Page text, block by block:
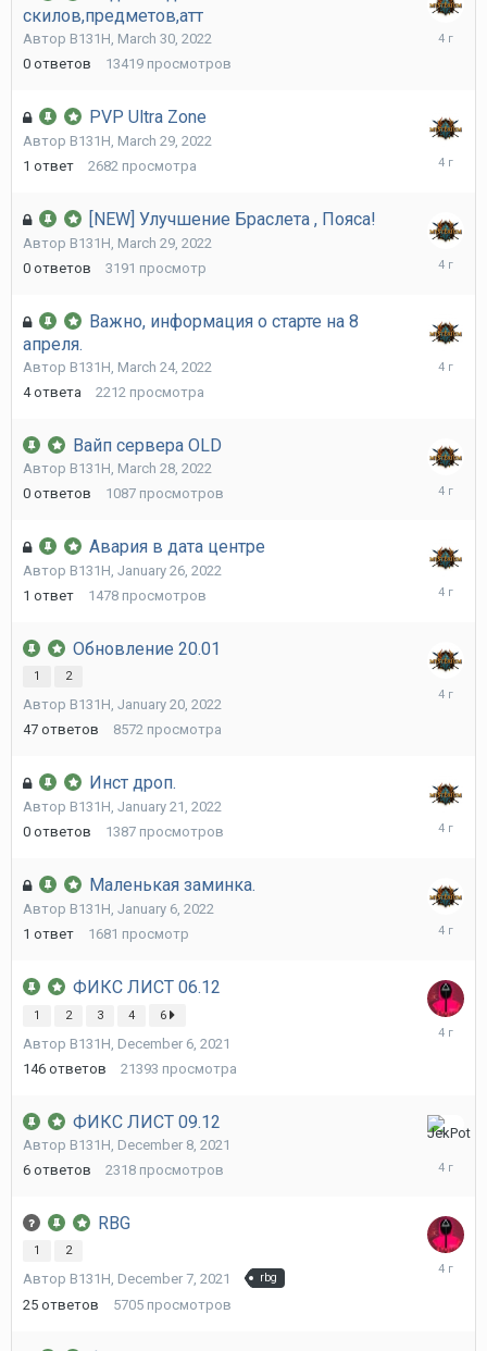
скилов,предметов,атт
Автор B131H, March 30, 2022
0 ответов 13419 просмотров
March
PVP Ultra Zone
Автор B131H, March 29, 2022
1 ответ 2682 просмотра
March
[NEW] Улучшение Браслета , Пояса!
Автор B131H, March 29, 2022
0 ответов 3191 просмотр
March
Важно, информация о старте на 8
апреля.
Автор B131H, March 24, 2022
4 ответа 2212 просмотра
March
Вайп сервера OLD
Автор B131H, March 28, 2022
0 ответов 1087 просмотров
March
Авария в дата центре
Автор B131H, January 26, 2022
1 ответ 1478 просмотров
January
Обновление 20.01
1 2
Автор B131H, January 20, 2022
47 ответов 8572 просмотра
January
Инст дроп.
Автор B131H, January 21, 2022
0 ответов 1387 просмотров
January
Маленькая заминка.
Автор B131H, January 6, 2022
1 ответ 1681 просмотр
January
ФИКС ЛИСТ 06.12
1 2 3 4 6
Автор B131H, December 6, 2021
146 ответов 21393 просмотра
ФИКС ЛИСТ 09.12
Автор B131H, December 8, 2021
6 ответов 2318 просмотров
10,
RBG
1 2
Автор B131H, December 7, 2021 rbg
25 ответов 5705 просмотров